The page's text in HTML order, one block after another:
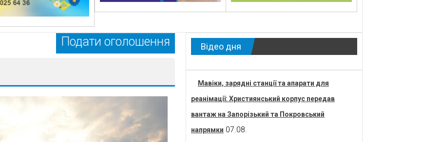
Подати оголошення Відео дня
Мавіки, зарядні станції та апарати для
реанімації: Християнський корпус передав
вантаж на Запорізький та Покровський
напрямки 07.08.